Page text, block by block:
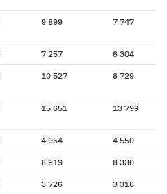
9 899 7 747
7 257 6 304
10 527 8 729
15 651 13 799
4 954 4 550
8 919 8 330
3 726 3 316